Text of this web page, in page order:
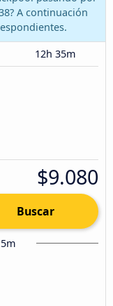
A continuación
12h 35m
$9.080
Buscar